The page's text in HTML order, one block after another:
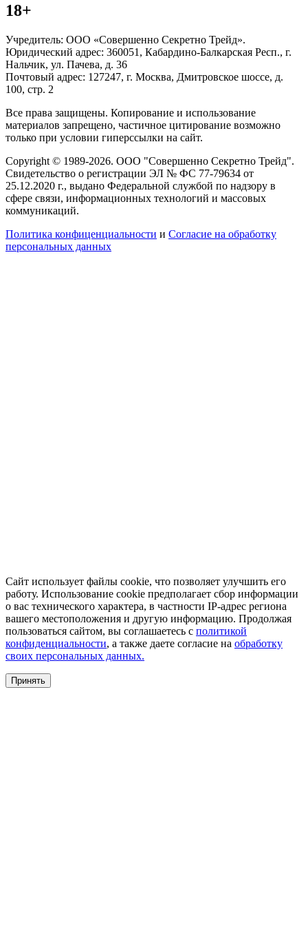
18+
Учредитель: ООО «Совершенно Секретно Трейд».
Юридический адрес: 360051, Кабардино-Балкарская Респ., г.
Нальчик, ул. Пачева, д. 36
Почтовый адрес: 127247, г. Москва, Дмитровское шоссе, д.
100, стр. 2
Все права защищены. Копирование и использование
материалов запрещено, частичное цитирование возможно
только при условии гиперссылки на сайт.
Copyright © 1989-2026. ООО "Совершенно Секретно Трейд".
Свидетельство о регистрации ЭЛ № ФС 77-79634 от
25.12.2020 г., выдано Федеральной службой по надзору в
сфере связи, информационных технологий и массовых
коммуникаций.
Политика конфиценциальности и Согласие на обработку
персональных данных
Сайт использует файлы cookie, что позволяет улучшить его
работу. Использование cookie предполагает сбор информации
о вас технического характера, в частности IP-адрес региона
вашего местоположения и другую информацию. Продолжая
пользоваться сайтом, вы соглашаетесь с политикой
конфиденциальности, а также даете согласие на обработку
своих персональных данных.
Принять